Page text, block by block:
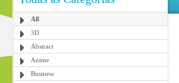
All
3D
Abstract
Anime
Business